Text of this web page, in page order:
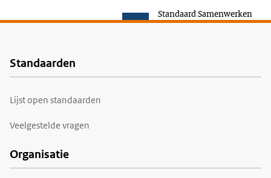
Standaard Samenwerken
Voet
Standaarden
Lijst open standaarden
Veelgestelde vragen
Organisatie